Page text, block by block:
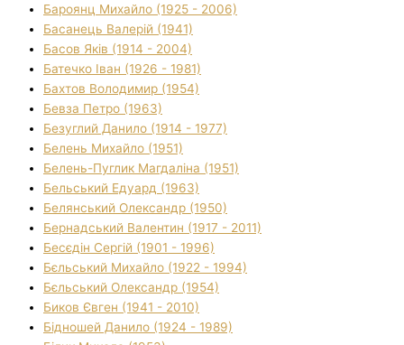
Бароянц Михайло (1925 - 2006)
Басанець Валерій (1941)
Басов Яків (1914 - 2004)
Батечко Іван (1926 - 1981)
Бахтов Володимир (1954)
Бевза Петро (1963)
Безуглий Данило (1914 - 1977)
Белень Михайло (1951)
Белень-Пуглик Магдаліна (1951)
Бельський Едуард (1963)
Белянський Олександр (1950)
Бернадський Валентин (1917 - 2011)
Бесєдін Сергій (1901 - 1996)
Бєльський Михайло (1922 - 1994)
Бєльський Олександр (1954)
Биков Євген (1941 - 2010)
Бідношей Данило (1924 - 1989)